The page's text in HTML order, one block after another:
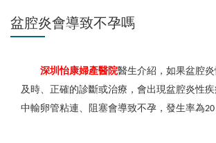
盆腔炎會導致不孕嗎
深圳怡康婦產醫院醫生介紹，如果盆腔
及時、正確的診斷或治療，會出現盆腔炎性
中輸卵管粘連、阻塞會導致不孕，發生率為20